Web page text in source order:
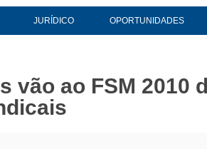
JURÍDICO OPORTUNIDADES
vão ao FSM 2010